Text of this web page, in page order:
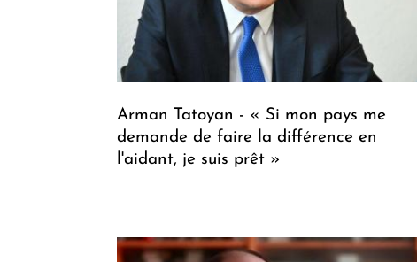
Arman Tatoyan - « Si mon pays me
demande de faire la différence en
l'aidant, je suis prêt »